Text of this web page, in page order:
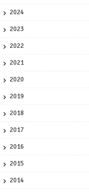
2024
2023
2022
2021
2020
2019
2018
2017
2016
2015
2014